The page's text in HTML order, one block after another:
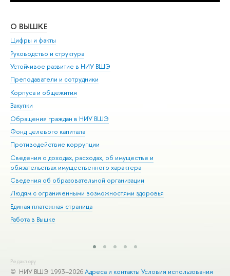
О ВЫШКЕ
Цифры и факты
Руководство и структура
Устойчивое развитие в НИУ ВШЭ
Преподаватели и сотрудники
Корпуса и общежития
Закупки
Обращения граждан в НИУ ВШЭ
Фонд целевого капитала
Противодействие коррупции
Сведения о доходах, расходах, об имуществе и
обязательствах имущественного характера
Сведения об образовательной организации
Людям с ограниченными возможностями здоровья
Единая платежная страница
Работа в Вышке
Редактору
© НИУ ВШЭ 1993–2026Адреса и контакты Условия использования